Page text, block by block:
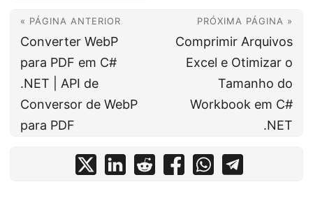
« PÁGINA ANTERIOR
Converter WebP
para PDF em C#
.NET | API de
Conversor de WebP
para PDF
PRÓXIMA PÁGINA »
Comprimir Arquivos
Excel e Otimizar o
Tamanho do
Workbook em C#
.NET